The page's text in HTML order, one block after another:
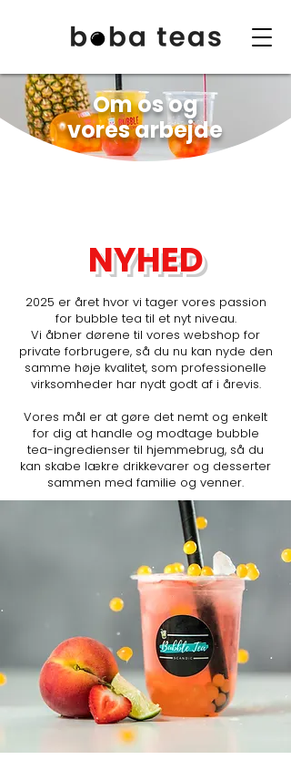
Om os og
vores arbejde
NYHED
2025 er året hvor vi tager vores passion
for bubble tea til et nyt niveau.
Vi åbner dørene til vores webshop for
private forbrugere, så du nu kan nyde den
samme høje kvalitet, som professionelle
virksomheder har nydt godt af i årevis.
Vores mål er at gøre det nemt og enkelt
for dig at handle og modtage bubble
tea-ingredienser til hjemmebrug, så du
kan skabe lækre drikkevarer og desserter
sammen med familie og venner.